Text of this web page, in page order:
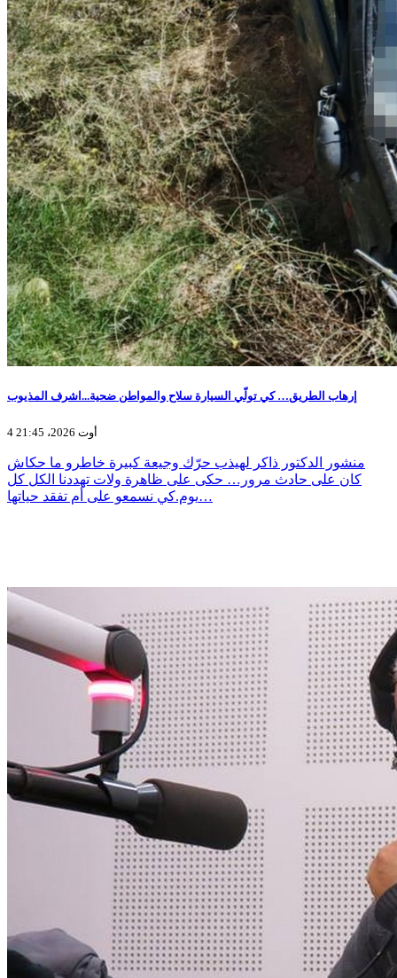
إرهاب الطريق… كي تولّي السيارة سلاح والمواطن ضحية...اشرف المذيوب
4 أوت 2026، 21:45
منشور الدكتور ذاكر لهيذب حرّك وجيعة كبيرة خاطرو ما حكاش
كان على حادث مرور… حكى على ظاهرة ولات تهددنا الكل كل
يوم.كي نسمعو على أم تفقد حياتها…